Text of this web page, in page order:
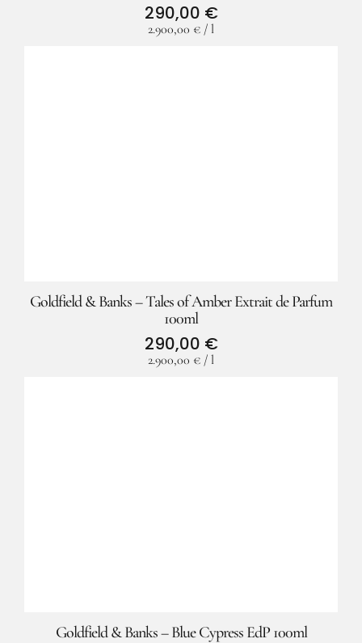
290,00 €
2.900,00 € / l
Goldfield & Banks – Tales of Amber Extrait de Parfum
100ml
290,00 €
2.900,00 € / l
Goldfield & Banks – Blue Cypress EdP 100ml